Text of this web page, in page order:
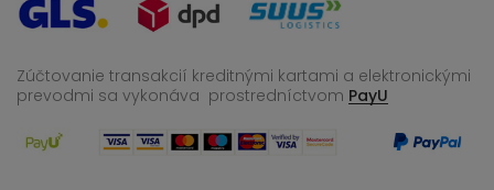
Zúčtovanie transakcií kreditnými kartami a elektronickými
prevodmi sa vykonáva prostredníctvom PayU